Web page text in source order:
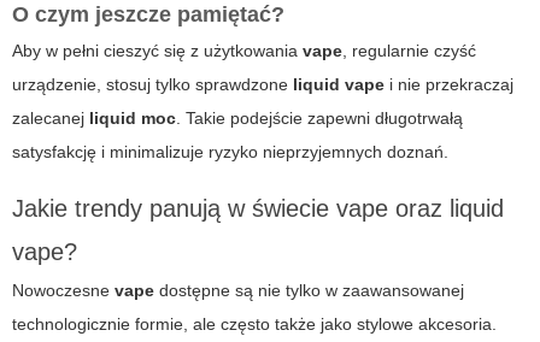
O czym jeszcze pamiętać?
Aby w pełni cieszyć się z użytkowania vape , regularnie czyść
urządzenie, stosuj tylko sprawdzone liquid vape i nie przekraczaj
zalecanej liquid moc . Takie podejście zapewni długotrwałą
satysfakcję i minimalizuje ryzyko nieprzyjemnych doznań.
Jakie trendy panują w świecie vape oraz liquid
vape?
Nowoczesne vape dostępne są nie tylko w zaawansowanej
technologicznie formie, ale często także jako stylowe akcesoria.